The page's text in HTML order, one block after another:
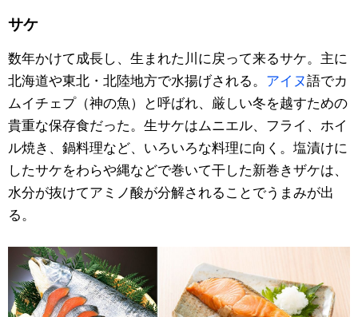
サケ
数年かけて成長し、生まれた川に戻って来るサケ。主に
北海道や東北・北陸地方で水揚げされる。 アイヌ語でカ
ムイチェプ（神の魚）と呼ばれ、厳しい冬を越すための
貴重な保存食だった。生サケはムニエル、フライ、ホイ
ル焼き、鍋料理など、いろいろな料理に向く。塩漬けに
したサケをわらや縄などで巻いて干した新巻きザケは、
水分が抜けてアミノ酸が分解されることでうまみが出
る。